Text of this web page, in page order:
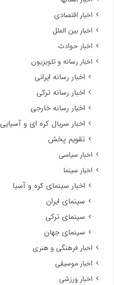
اخبار اقتصادی
اخبار بین الملل
اخبار حوادث
اخبار رسانه و تلویزیون
اخبار رسانه ایرانی
اخبار رسانه ترکی
اخبار رسانه خارجی
اخبار سریال کره ای و آسیایی
تقویم پخش
اخبار سیاسی
اخبار سینما
اخبار سینمای کره و آسیا
سینمای ایران
سینمای ترکی
سینمای جهان
اخبار فرهنگی و هنری
اخبار موسیقی
اخبار ورزشی